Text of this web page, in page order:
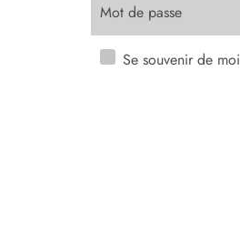
Mot de passe
Se souvenir de moi